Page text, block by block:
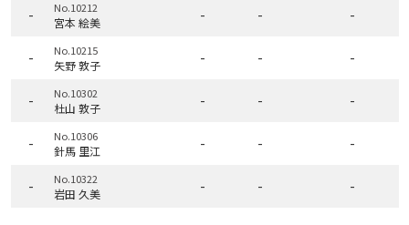
- No.10212
宮本 絵美 - - -
- No.10215
矢野 敦子 - - -
- No.10302
杜山 敦子 - - -
- No.10306
針馬 里江 - - -
- No.10322
岩田 久美 - - -